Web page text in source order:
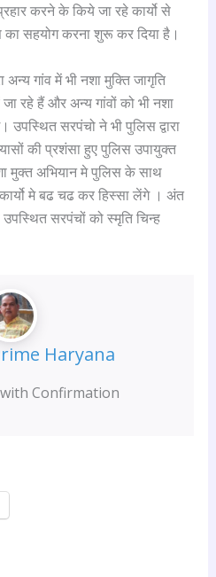
करने के किये जा रहे कार्यो से
का सहयोग करना शुरू कर दिया है।
गांव में भी नशा मुक्ति जागृति
रहे हैं और अन्य गांवों को भी नशा
सरपंचो ने भी पुलिस द्वारा
की प्रशंसा हुए पुलिस उपायुक्त
मुक्त अभियान मे पुलिस के साथ
मे बढ चढ कर हिस्सा लेंगे । अंत
सरपंचों को स्मृति चिन्ह
Haryana
Confirmation